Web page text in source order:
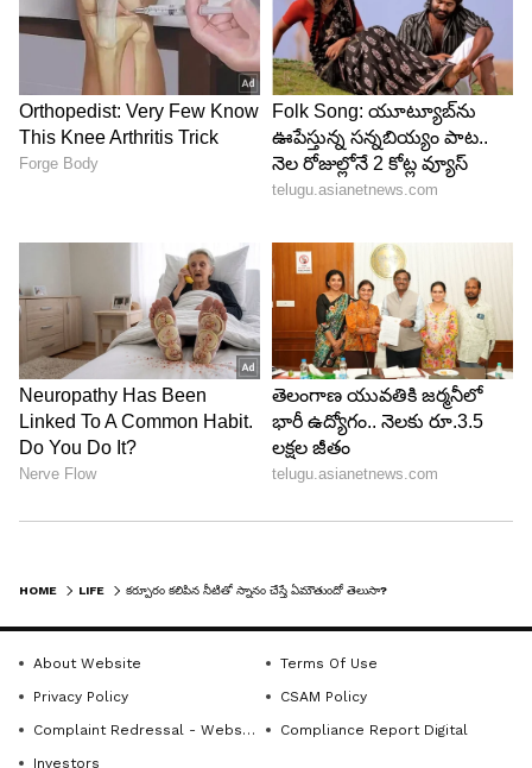
కర్పూరాన్ని గోరువెచ్చని నీటిలో వేసి స్నానం చేస్తే అలసట,
నీరసం తగ్గుతాయి. యాక్టివ్‌గా మారతారు. అది కొత్త శక్తిలా
పనిచేస్తుంది. ఈ నీటి నుంచి వచ్చే మంచి సువాసన వల్ల..
మనసు ప్రశాంతంగా ఉంటుంది. రాత్రిపూట ఇలా చేస్తే మంచి
నిద్ర పడుతుంది. (గమనిక: ఇంటర్నెట్‌లో లభించిన
సమాచారం ఆధారంగా ఈ వివరాలు మీకు అందిస్తున్నాం.
కంటెంట్ సమాచార ప్రయోజనాల కోసం మాత్రమే.
HOME LIFE కర్పూరం కలిపిన నీటితో స్నానం చేస్తే ఏమౌతుందో తెలుసా?
About Website
Terms Of Use
Privacy Policy
CSAM Policy
Complaint Redressal - Website
Compliance Report Digital
Investors